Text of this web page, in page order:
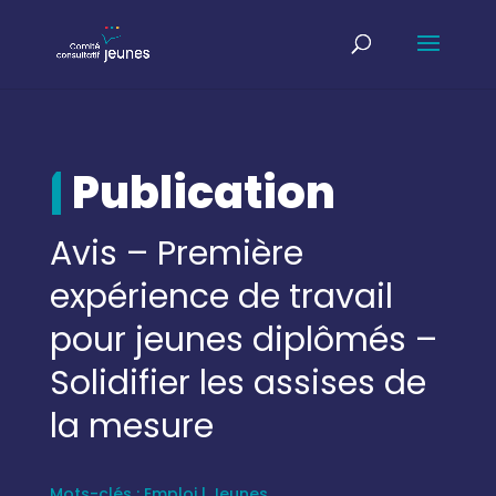
| Publication
Avis – Première
expérience de travail
pour jeunes diplômés –
Solidifier les assises de
la mesure